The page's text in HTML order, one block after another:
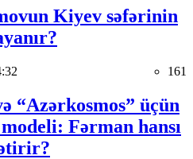
Kiyev səfərinin
161
“Azərkosmos” üçün
Fərman hansı